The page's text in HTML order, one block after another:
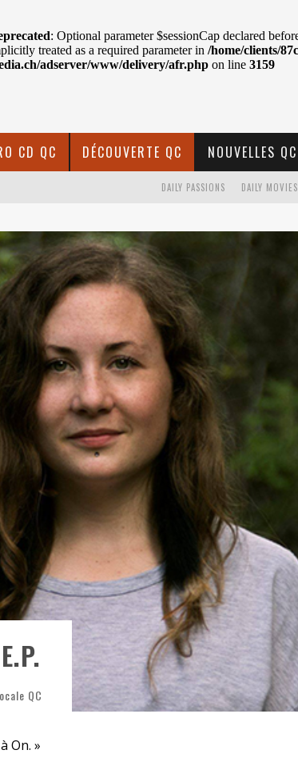
CD QC DÉCOUVERTE QC NOUVELLES QC
WAYS?
DAILY MOVIES
DAILY PASSIONS
QC
On. »